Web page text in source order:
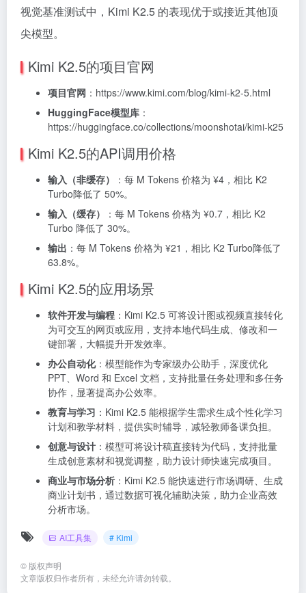
视觉基准测试中，Kimi K2.5 的表现优于或接近其他顶
尖模型。
Kimi K2.5的项目官网
项目官网 ：https://www.kimi.com/blog/kimi-k2-5.html
HuggingFace模型库 ：
https://huggingface.co/collections/moonshotai/kimi-k25
Kimi K2.5的API调用价格
输入（非缓存）
：每 M Tokens 价格为 ¥4，相比 K2
Turbo降低了 50%。
输入（缓存）
：每 M Tokens 价格为 ¥0.7，相比 K2
Turbo 降低了 30%。
输出 ：每 M Tokens 价格为 ¥21，相比 K2 Turbo降低了
63.8%。
Kimi K2.5的应用场景
软件开发与编程 ：Kimi K2.5 可将设计图或视频直接转化
为可交互的网页或应用，支持本地代码生成、修改和一
键部署，大幅提升开发效率。
办公自动化：模型能作为专家级办公助手，深度优化
PPT、Word 和 Excel 文档，支持批量任务处理和多任务
协作，显著提高办公效率。
教育与学习 ：Kimi K2.5 能根据学生需求生成个性化学习
计划和教学材料，提供实时辅导，减轻教师备课负担。
创意与设计 ：模型可将设计稿直接转为代码，支持批量
生成创意素材和视觉调整，助力设计师快速完成项目。
商业与市场分析 ：Kimi K2.5 能快速进行市场调研、生成
商业计划书，通过数据可视化辅助决策，助力企业高效
分析市场。
AI工具集 # Kimi
© 版权声明
文章版权归作者所有，未经允许请勿转载。